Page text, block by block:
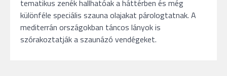
tematikus zenék hallhatóak a háttérben és még
különféle speciális szauna olajakat párologtatnak. A
mediterrán országokban táncos lányok is
szórakoztatják a szaunázó vendégeket.